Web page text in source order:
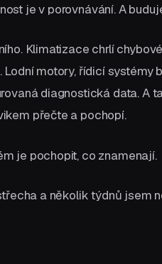
je v porovnávání. A
Klimatizace chrlí
motory, řídicí systémy
diagnostická data. A
přečte a pochopí.
je pochopit, co znamenají.
a několik týdnů jsem